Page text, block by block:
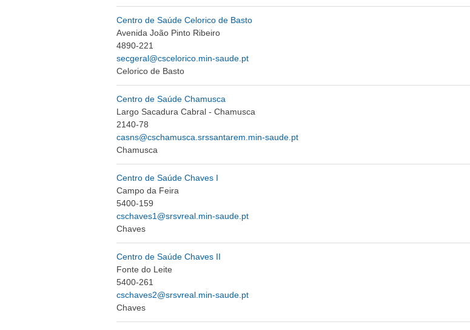
Centro de Saúde Celorico de Basto
Avenida João Pinto Ribeiro
4890-221
secgeral@cscelorico.min-saude.pt
Celorico de Basto
Centro de Saúde Chamusca
Largo Sacadura Cabral - Chamusca
2140-78
casns@cschamusca.srssantarem.min-saude.pt
Chamusca
Centro de Saúde Chaves I
Campo da Feira
5400-159
cschaves1@srsvreal.min-saude.pt
Chaves
Centro de Saúde Chaves II
Fonte do Leite
5400-261
cschaves2@srsvreal.min-saude.pt
Chaves